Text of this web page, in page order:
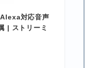
対応音声
| ストリーミ